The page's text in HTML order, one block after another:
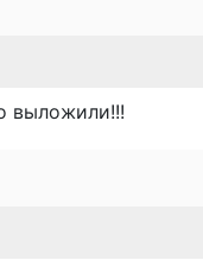
выложили!!!